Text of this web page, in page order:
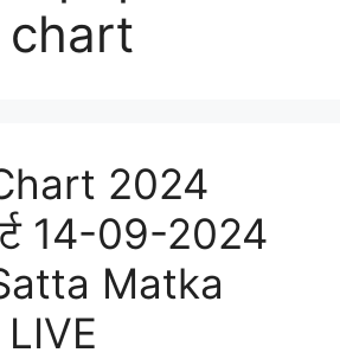
chart
2024
14-09-2024
Matka